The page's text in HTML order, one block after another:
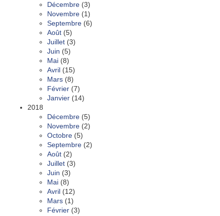
Décembre (3)
Novembre (1)
Septembre (6)
Août (5)
Juillet (3)
Juin (5)
Mai (8)
Avril (15)
Mars (8)
Février (7)
Janvier (14)
2018
Décembre (5)
Novembre (2)
Octobre (5)
Septembre (2)
Août (2)
Juillet (3)
Juin (3)
Mai (8)
Avril (12)
Mars (1)
Février (3)